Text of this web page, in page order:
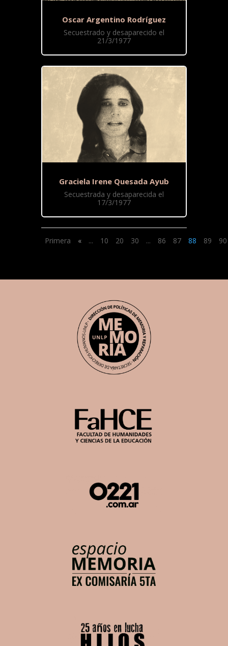
Oscar Argentino Rodríguez
Secuestrado y desaparecido el
21/3/1977
Graciela Irene Quesada Ayub
Secuestrada y desaparecida el
17/3/1977
Primera « ... 10 20 30 ... 86 87 88 89 90